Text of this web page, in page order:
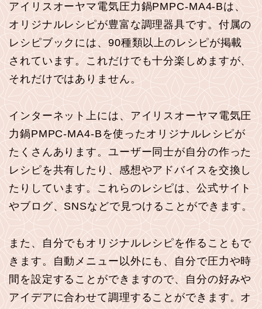
アイリスオーヤマ電気圧力鍋PMPC-MA4-Bは、
オリジナルレシピが豊富な調理器具です。付属の
レシピブックには、90種類以上のレシピが掲載
されています。これだけでも十分楽しめますが、
それだけではありません。
インターネット上には、アイリスオーヤマ電気圧
力鍋PMPC-MA4-Bを使ったオリジナルレシピが
たくさんあります。ユーザー同士が自分の作った
レシピを共有したり、感想やアドバイスを交換し
たりしています。これらのレシピは、公式サイト
やブログ、SNSなどで見つけることができます。
また、自分でもオリジナルレシピを作ることもで
きます。自動メニュー以外にも、自分で圧力や時
間を設定することができますので、自分の好みや
アイデアに合わせて調理することができます。オ